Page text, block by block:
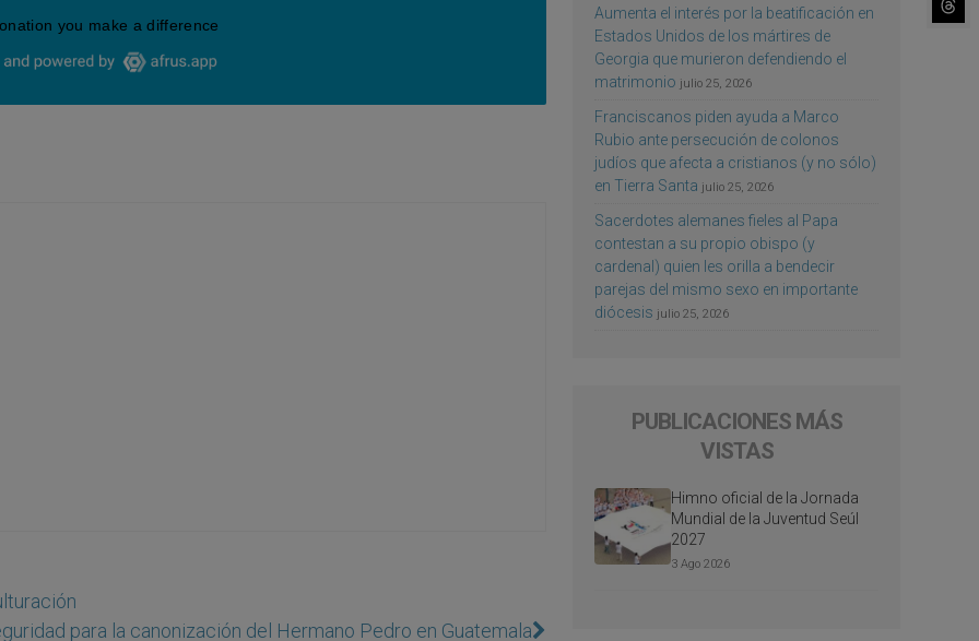
para la canonización del Hermano Pedro en Guatemala
Aumenta el interés por la beatificación en
Estados Unidos de los mártires de
Georgia que murieron defendiendo el
matrimonio julio 25, 2026
Franciscanos piden ayuda a Marco
Rubio ante persecución de colonos
judíos que afecta a cristianos (y no sólo)
en Tierra Santa julio 25, 2026
Sacerdotes alemanes fieles al Papa
contestan a su propio obispo (y
cardenal) quien les orilla a bendecir
parejas del mismo sexo en importante
diócesis julio 25, 2026
PUBLICACIONES MÁS
VISTAS
Himno oficial de la Jornada
Mundial de la Juventud Seúl
2027
3 Ago 2026